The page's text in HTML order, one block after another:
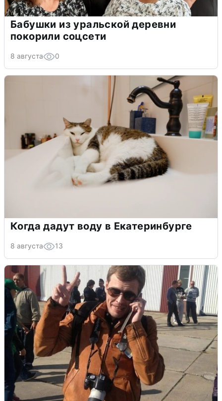
Бабушки из уральской деревни
покорили соцсети
8 августа 0
Когда дадут воду в Екатеринбурге
8 августа 13